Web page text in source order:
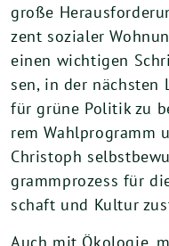
gro­ße
zent sozia­ler
einen wich­ti­gen
sen, in der nächs­ten
für grü­ne Poli­tik zu
rem Wahl­pro­gramm
Chris­toph
gramm­pro­zess für
schaft und Kul­tur